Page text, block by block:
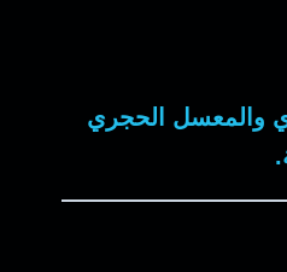
والمعسل الحجري